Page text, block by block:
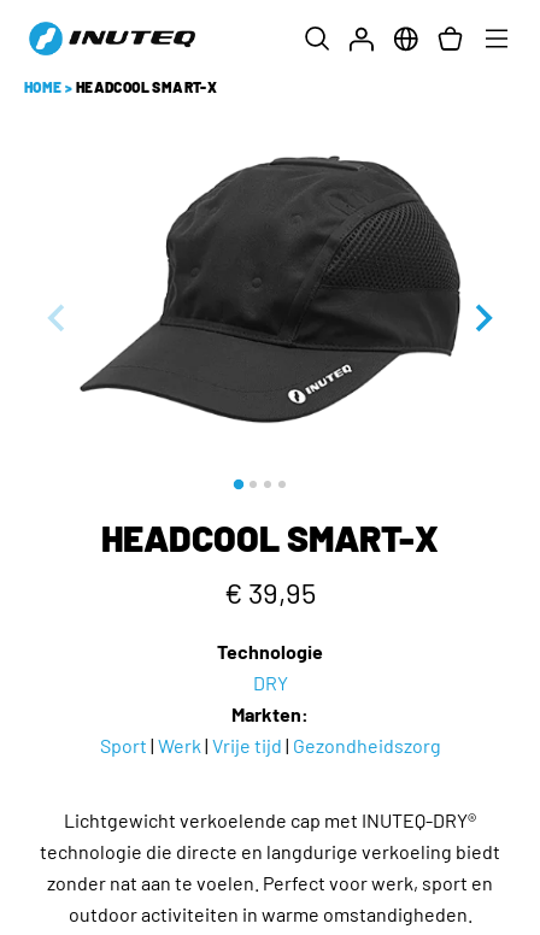
HOME > HEADCOOL SMART-X
HEADCOOL SMART-X
€ 39,95
Technologie
DRY
Markten:
Sport | Werk | Vrije tijd | Gezondheidszorg
Lichtgewicht verkoelende cap met INUTEQ-DRY®
technologie die directe en langdurige verkoeling biedt
zonder nat aan te voelen. Perfect voor werk, sport en
outdoor activiteiten in warme omstandigheden.